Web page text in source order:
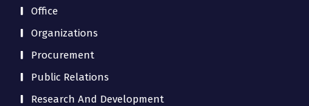
Office
Organizations
Procurement
Public Relations
Research And Development